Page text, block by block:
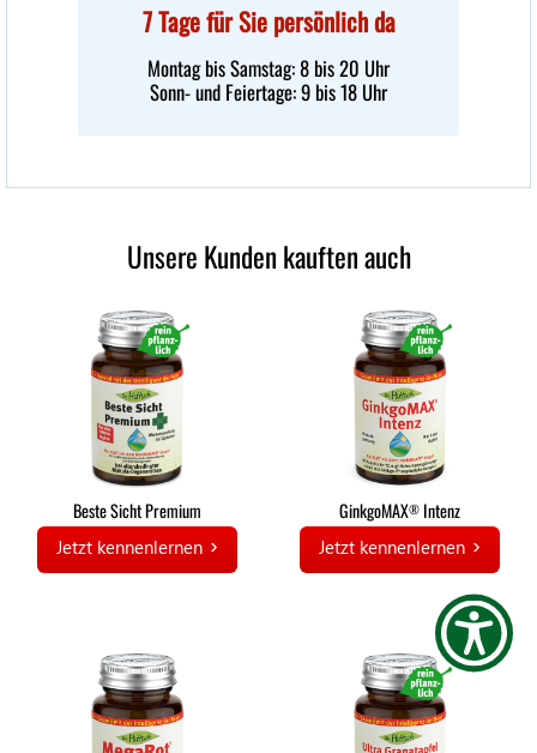
7 Tage für Sie persönlich da
Montag bis Samstag: 8 bis 20 Uhr
Sonn- und Feiertage: 9 bis 18 Uhr
Unsere Kunden kauften auch
Beste Sicht Premium
Jetzt kennenlernen
GinkgoMAX® Intenz
Jetzt kennenlernen